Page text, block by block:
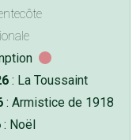
: La Toussaint
: Armistice de 1918
: Noël